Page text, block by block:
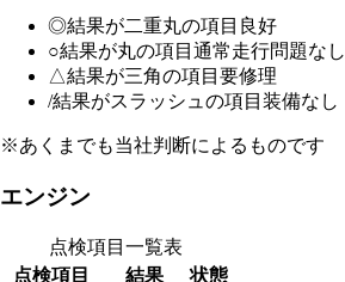
◎結果が二重丸の項目 良好
○結果が丸の項目 通常走行問題なし
△結果が三角の項目 要修理
/結果がスラッシュの項目 装備なし
※あくまでも当社判断によるものです
エンジン
点検項目一覧表
点検項目
結果 状態